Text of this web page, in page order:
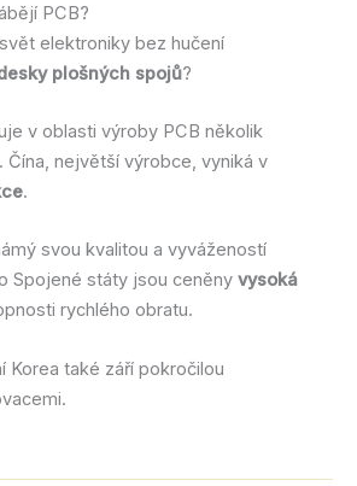
PCB?
elektroniky bez hučení
plošných spojů?
v oblasti výroby PCB několik
Čína, největší výrobce, vyniká v
.
svou kvalitou a vyvážeností
Spojené státy jsou ceněny vysoká
rychlého obratu.
Korea také září pokročilou